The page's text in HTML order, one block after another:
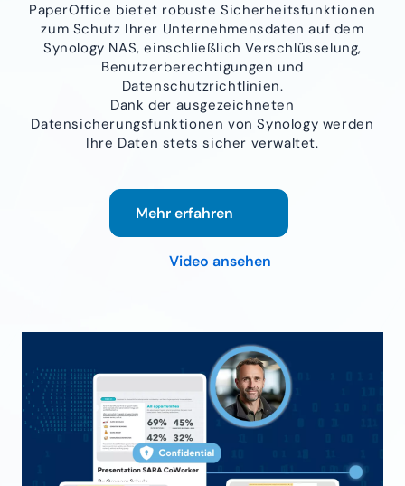
PaperOffice bietet robuste Sicherheitsfunktionen
zum Schutz Ihrer Unternehmensdaten auf dem
Synology NAS, einschließlich Verschlüsselung,
Benutzerberechtigungen und
Datenschutzrichtlinien.
Dank der ausgezeichneten
Datensicherungsfunktionen von Synology werden
Ihre Daten stets sicher verwaltet.
Mehr erfahren
Video ansehen